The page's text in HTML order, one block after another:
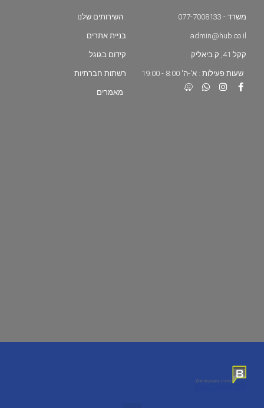
משרד - 077-7008133
admin@hub.co.il
קקל 41, ק.ביאליק
שעות פעילות : א'-ה' 8:00 - 19:00
השירותים שלנו
בניית אתרים
קידום בגוגל
רשתות חברתיות
מאמרים